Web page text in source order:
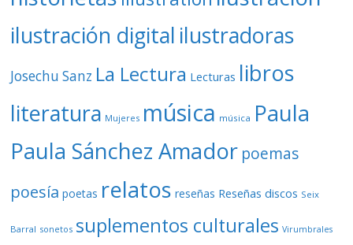
ilustración digital ilustradoras
Josechu Sanz La Lectura Lecturas libros
literatura Mujeres música música Paula
Paula Sánchez Amador poemas
poesía poetas relatos reseñas Reseñas discos Seix
Barral sonetos suplementos culturales Virumbrales